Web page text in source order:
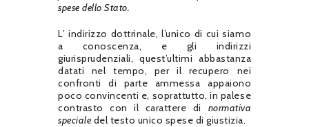
spese dello Stato.
L’ indirizzo dottrinale, l’unico di cui siamo
a conoscenza, e gli indirizzi
giurisprudenziali, quest’ultimi abbastanza
datati nel tempo, per il recupero nei
confronti di parte ammessa appaiono
poco convincenti e, soprattutto, in palese
contrasto con il carattere di normativa
speciale del testo unico spese di giustizia.